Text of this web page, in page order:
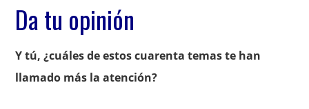
Da tu opinión
Y tú, ¿cuáles de estos cuarenta temas te han
llamado más la atención?